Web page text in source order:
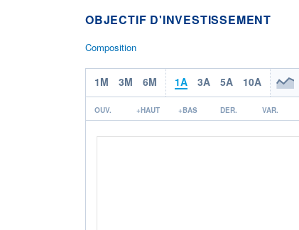
OBJECTIF D'INVESTISSEMENT
Composition
1M 3M 6M 1A 3A 5A 10A
OUV. +HAUT +BAS DER. VAR.